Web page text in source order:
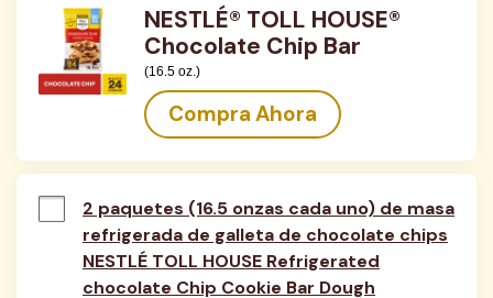
NESTLÉ® TOLL HOUSE®
Chocolate Chip Bar
(16.5 oz.)
Compra Ahora
2 paquetes (16.5 onzas cada uno) de masa
refrigerada de galleta de chocolate chips
NESTLÉ TOLL HOUSE Refrigerated
chocolate Chip Cookie Bar Dough